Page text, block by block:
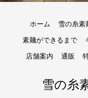
ホーム 雪の糸素
素麺ができるまで
店舗案内 通販
雪の糸